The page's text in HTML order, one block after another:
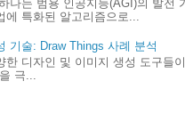
나는 범용 인공지능(AGI)의 발
에 특화된 알고리즘으로...
기술: Draw Things 사례 분석
디자인 및 이미지 생성 도구들
극...